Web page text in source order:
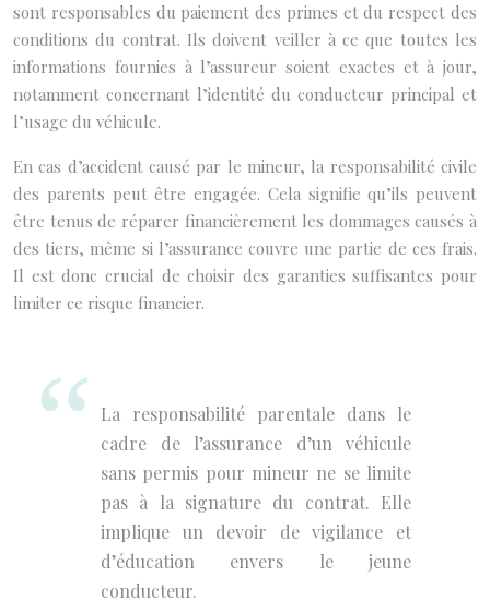
sont responsables du paiement des primes et du respect des
conditions du contrat. Ils doivent veiller à ce que toutes les
informations fournies à l’assureur soient exactes et à jour,
notamment concernant l’identité du conducteur principal et
l’usage du véhicule.
En cas d’accident causé par le mineur, la responsabilité civile
des parents peut être engagée. Cela signifie qu’ils peuvent
être tenus de réparer financièrement les dommages causés à
des tiers, même si l’assurance couvre une partie de ces frais.
Il est donc crucial de choisir des garanties suffisantes pour
limiter ce risque financier.
La responsabilité parentale dans le
cadre de l’assurance d’un véhicule
sans permis pour mineur ne se limite
pas à la signature du contrat. Elle
implique un devoir de vigilance et
d’éducation envers le jeune
conducteur.